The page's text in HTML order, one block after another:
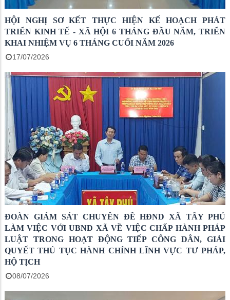
HỘI NGHỊ SƠ KẾT THỰC HIỆN KẾ HOẠCH PHÁT
TRIỂN KINH TẾ - XÃ HỘI 6 THÁNG ĐẦU NĂM, TRIỂN
KHAI NHIỆM VỤ 6 THÁNG CUỐI NĂM 2026
17/07/2026
ĐOÀN GIÁM SÁT CHUYÊN ĐỀ HĐND XÃ TÂY PHÚ
LÀM VIỆC VỚI UBND XÃ VỀ VIỆC CHẤP HÀNH PHÁP
LUẬT TRONG HOẠT ĐỘNG TIẾP CÔNG DÂN, GIẢI
QUYẾT THỦ TỤC HÀNH CHÍNH LĨNH VỰC TƯ PHÁP,
HỘ TỊCH
08/07/2026